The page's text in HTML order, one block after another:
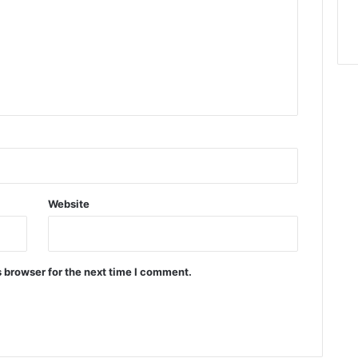
Website
for the next time I comment.